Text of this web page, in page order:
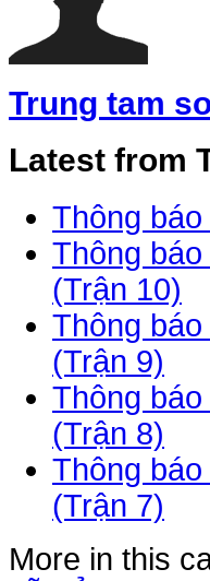
Trung tam
Latest from
Thông
Thông
(Trận 10)
Thông
(Trận 9)
Thông
(Trận 8)
Thông
(Trận 7)
More in this